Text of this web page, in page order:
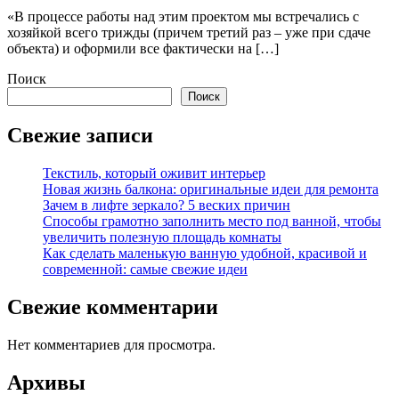
«В процессе работы над этим проектом мы встречались с
хозяйкой всего трижды (причем третий раз – уже при сдаче
объекта) и оформили все фактически на […]
Поиск
Поиск
Свежие записи
Текстиль, который оживит интерьер
Новая жизнь балкона: оригинальные идеи для ремонта
Зачем в лифте зеркало? 5 веских причин
Способы грамотно заполнить место под ванной, чтобы
увеличить полезную площадь комнаты
Как сделать маленькую ванную удобной, красивой и
современной: самые свежие идеи
Свежие комментарии
Нет комментариев для просмотра.
Архивы